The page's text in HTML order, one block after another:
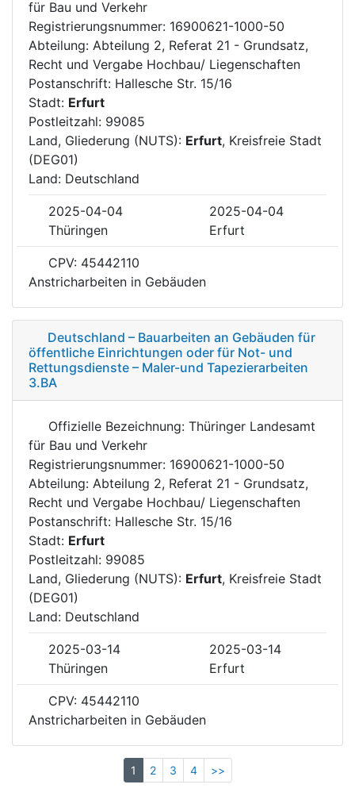
für Bau und Verkehr
Registrierungsnummer: 16900621-1000-50
Abteilung: Abteilung 2, Referat 21 - Grundsatz,
Recht und Vergabe Hochbau/ Liegenschaften
Postanschrift: Hallesche Str. 15/16
Stadt: Erfurt
Postleitzahl: 99085
Land, Gliederung (NUTS): Erfurt, Kreisfreie Stadt
(DEG01)
Land: Deutschland
2025-04-04
2025-04-04
Thüringen
Erfurt
CPV: 45442110
Anstricharbeiten in Gebäuden
Deutschland – Bauarbeiten an Gebäuden für
öffentliche Einrichtungen oder für Not- und
Rettungsdienste – Maler-und Tapezierarbeiten
3.BA
Offizielle Bezeichnung: Thüringer Landesamt
für Bau und Verkehr
Registrierungsnummer: 16900621-1000-50
Abteilung: Abteilung 2, Referat 21 - Grundsatz,
Recht und Vergabe Hochbau/ Liegenschaften
Postanschrift: Hallesche Str. 15/16
Stadt: Erfurt
Postleitzahl: 99085
Land, Gliederung (NUTS): Erfurt, Kreisfreie Stadt
(DEG01)
Land: Deutschland
2025-03-14
2025-03-14
Thüringen
Erfurt
CPV: 45442110
Anstricharbeiten in Gebäuden
1 2 3 4 >>